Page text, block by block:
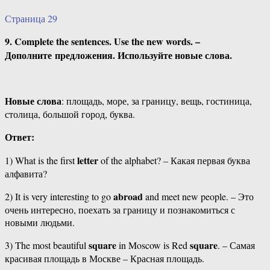
Страница 29
9. Complete the sentences. Use the new words. –
Дополните предложения. Используйте новые слова.
Новые слова: площадь, море, за границу, вещь, гостиница,
столица, большой город, буква.
Ответ:
1) What is the firstletterof the alphabet? – Какая первая буква
алфавита?
2) It is very interesting to goabroadand meet new people. – Это
очень интересно, поехать за границу и познакомиться с
новыми людьми.
3) The most beautiful squarein Moscow is Red square. – Самая
красивая площадь в Москве – Красная площадь.